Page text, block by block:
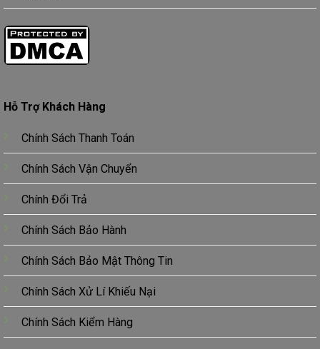
Hỗ Trợ Khách Hàng
Chính Sách Thanh Toán
Chính Sách Vận Chuyển
Chính Đổi Trả
Chính Sách Bảo Hành
Chính Sách Bảo Mật Thông Tin
Chính Sách Xử Lí Khiếu Nại
Chính Sách Kiểm Hàng